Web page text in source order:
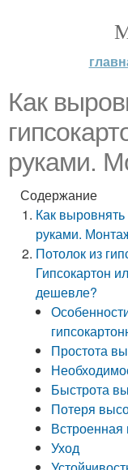
Как
руками.
Содержание
Как
руками.
Потолок из
Гипсокартон
дешевле?
Простота
Быстрота
Потеря
Встроенная
Уход